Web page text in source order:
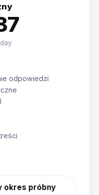
odpowiedzi
okres próbny